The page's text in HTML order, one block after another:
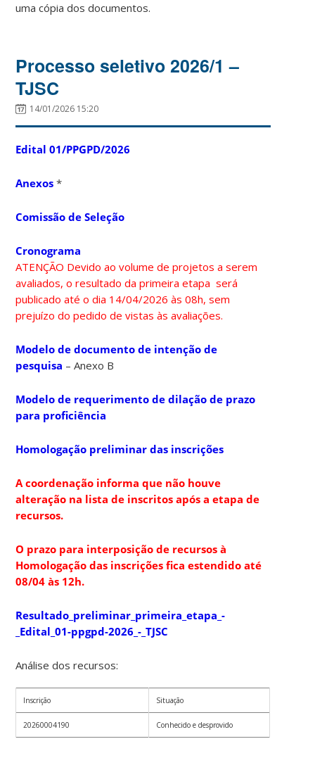
uma cópia dos documentos.
Processo seletivo 2026/1 –
TJSC
14/01/2026 15:20
Edital 01/PPGPD/2026
Anexos *
Comissão de Seleção
Cronograma
ATENÇÃO Devido ao volume de projetos a serem
avaliados, o resultado da primeira etapa será
publicado até o dia 14/04/2026 às 08h, sem
prejuízo do pedido de vistas às avaliações.
Modelo de documento de intenção de
pesquisa – Anexo B
Modelo de requerimento de dilação de prazo
para proficiência
Homologação preliminar das inscrições
A coordenação informa que não houve
alteração na lista de inscritos após a etapa de
recursos.
O prazo para interposição de recursos à
Homologação das inscrições fica estendido até
08/04 às 12h.
Resultado_preliminar_primeira_etapa_-
_Edital_01-ppgpd-2026_-_TJSC
Análise dos recursos:
Inscrição Situação
20260004190 Conhecido e desprovido